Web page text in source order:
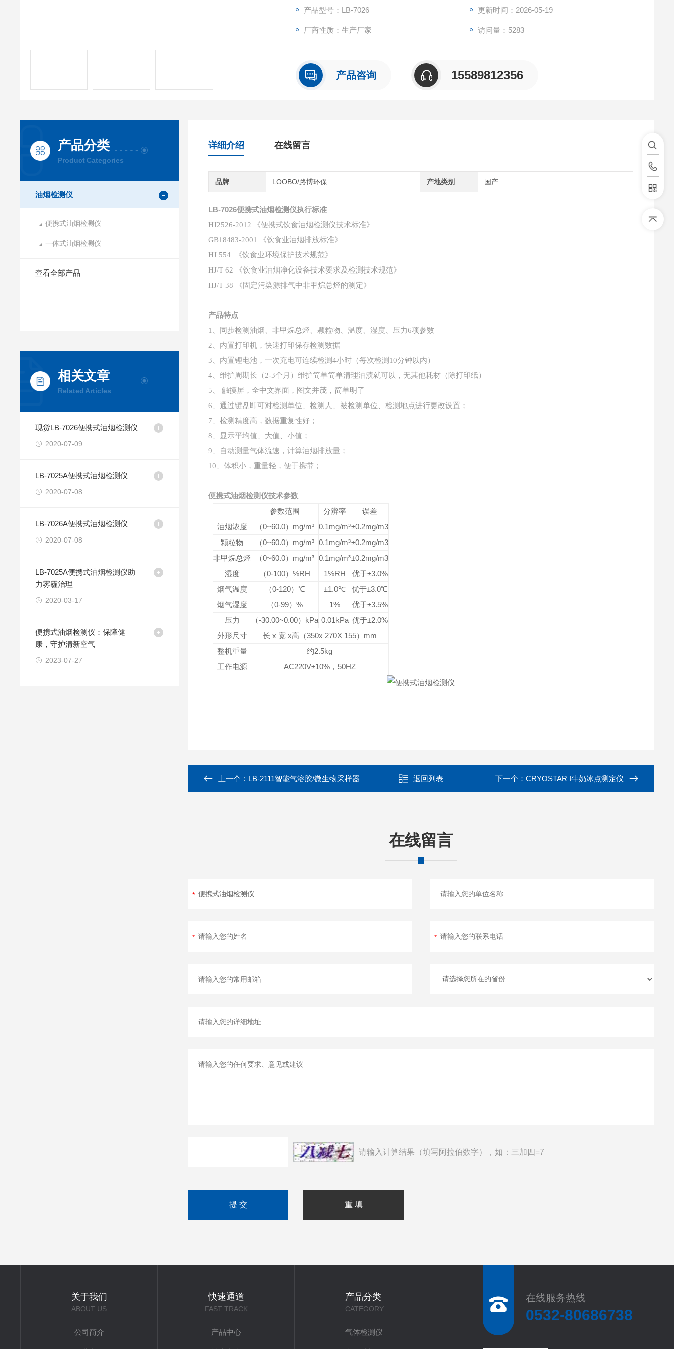
产品型号：LB-7026 更新时间：2026-05-19
厂商性质：生产厂家 访问量：5283
产品咨询 15589812356
产品分类
Product Categories
油烟检测仪
便携式油烟检测仪
一体式油烟检测仪
查看全部产品
相关文章
Related Articles
现货LB-7026便携式油烟检测仪
2020-07-09
LB-7025A便携式油烟检测仪
2020-07-08
LB-7026A便携式油烟检测仪
2020-07-08
LB-7025A便携式油烟检测仪助
力雾霾治理
2020-03-17
便携式油烟检测仪：保障健
康，守护清新空气
2023-07-27
详细介绍 在线留言
品牌 LOOBO/路博环保 产地类别 国产
LB-7026便携式油烟检测仪执行标准
HJ2526-2012 《便携式饮食油烟检测仪技术标准》
GB18483-2001 《饮食业油烟排放标准》
HJ 554 《饮食业环境保护技术规范》
HJ/T 62 《饮食业油烟净化设备技术要求及检测技术规范》
HJ/T 38 《固定污染源排气中非甲烷总烃的测定》
产品特点
1、同步检测油烟、非甲烷总烃、颗粒物、温度、湿度、压力6项参数
2、内置打印机，快速打印保存检测数据
3、内置锂电池，一次充电可连续检测4小时（每次检测10分钟以内）
4、维护周期长（2-3个月）维护简单简单清理油渍就可以，无其他耗材（除打印纸）
5、
触摸屏 ，全中文界面，图文并茂，简单明了
6 、通过键盘即可对检测单位、检测人、被检测单位、检测地点进行更改设置 ；
7 、检测精度高，数据重复性好 ；
8 、显示平均值、大值、小值 ；
9 、自动测量气体流速，计算油烟排放量 ；
10 、体积小，重量轻，便于携带 ；
便携式油烟检测仪技术参数
参数范围 分辨率
误差
油烟浓度
（0~60.0）mg/m³ 0.1mg/m³±0.2mg/m3
颗粒物
（0~60.0）mg/m³ 0.1mg/m³±0.2mg/m3
非甲烷总烃
（0~60.0）mg/m³ 0.1mg/m³±0.2mg/m3
湿度
（0-100）%RH 1%RH
优于±3.0%
烟气温度
（0-120）℃ ±1.0℃
优于±3.0℃
烟气湿度
（0-99）% 1%
优于±3.5%
压力
（-30.00~0.00）kPa 0.01kPa 优于±2.0%
外形尺寸
长 x 宽 x高（350x 270X 155）mm
整机重量
约2.5kg
工作电源
AC220V±10%，50HZ
上一个： LB-2111智能气溶胶/微生物采样器 返回列表 下一个： CRYOSTAR I牛奶冰点测定仪
在线留言
请输入计算结果（填写阿拉伯数字），如：三加四=7
关于我们
ABOUT US
公司简介
快速通道
FAST TRACK
产品中心
产品分类
CATEGORY
气体检测仪
在线服务热线
0532-80686738